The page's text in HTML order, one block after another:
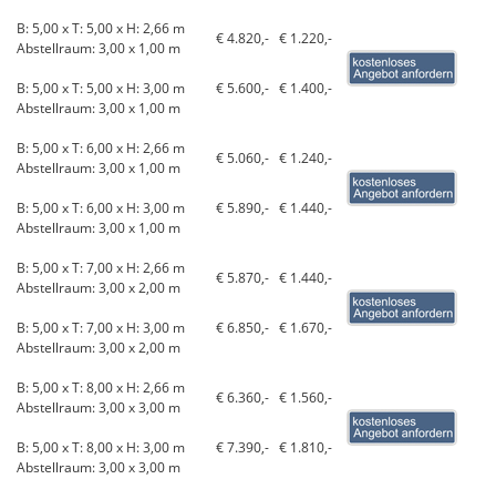
B: 5,00 x T: 5,00 x H: 2,66 m
Abstellraum: 3,00 x 1,00 m
€ 4.820,- € 1.220,-
B: 5,00 x T: 5,00 x H: 3,00 m
Abstellraum: 3,00 x 1,00 m
€ 5.600,- € 1.400,-
B: 5,00 x T: 6,00 x H: 2,66 m
Abstellraum: 3,00 x 1,00 m
€ 5.060,- € 1.240,-
B: 5,00 x T: 6,00 x H: 3,00 m
Abstellraum: 3,00 x 1,00 m
€ 5.890,- € 1.440,-
B: 5,00 x T: 7,00 x H: 2,66 m
Abstellraum: 3,00 x 2,00 m
€ 5.870,- € 1.440,-
B: 5,00 x T: 7,00 x H: 3,00 m
Abstellraum: 3,00 x 2,00 m
€ 6.850,- € 1.670,-
B: 5,00 x T: 8,00 x H: 2,66 m
Abstellraum: 3,00 x 3,00 m
€ 6.360,- € 1.560,-
B: 5,00 x T: 8,00 x H: 3,00 m
Abstellraum: 3,00 x 3,00 m
€ 7.390,- € 1.810,-